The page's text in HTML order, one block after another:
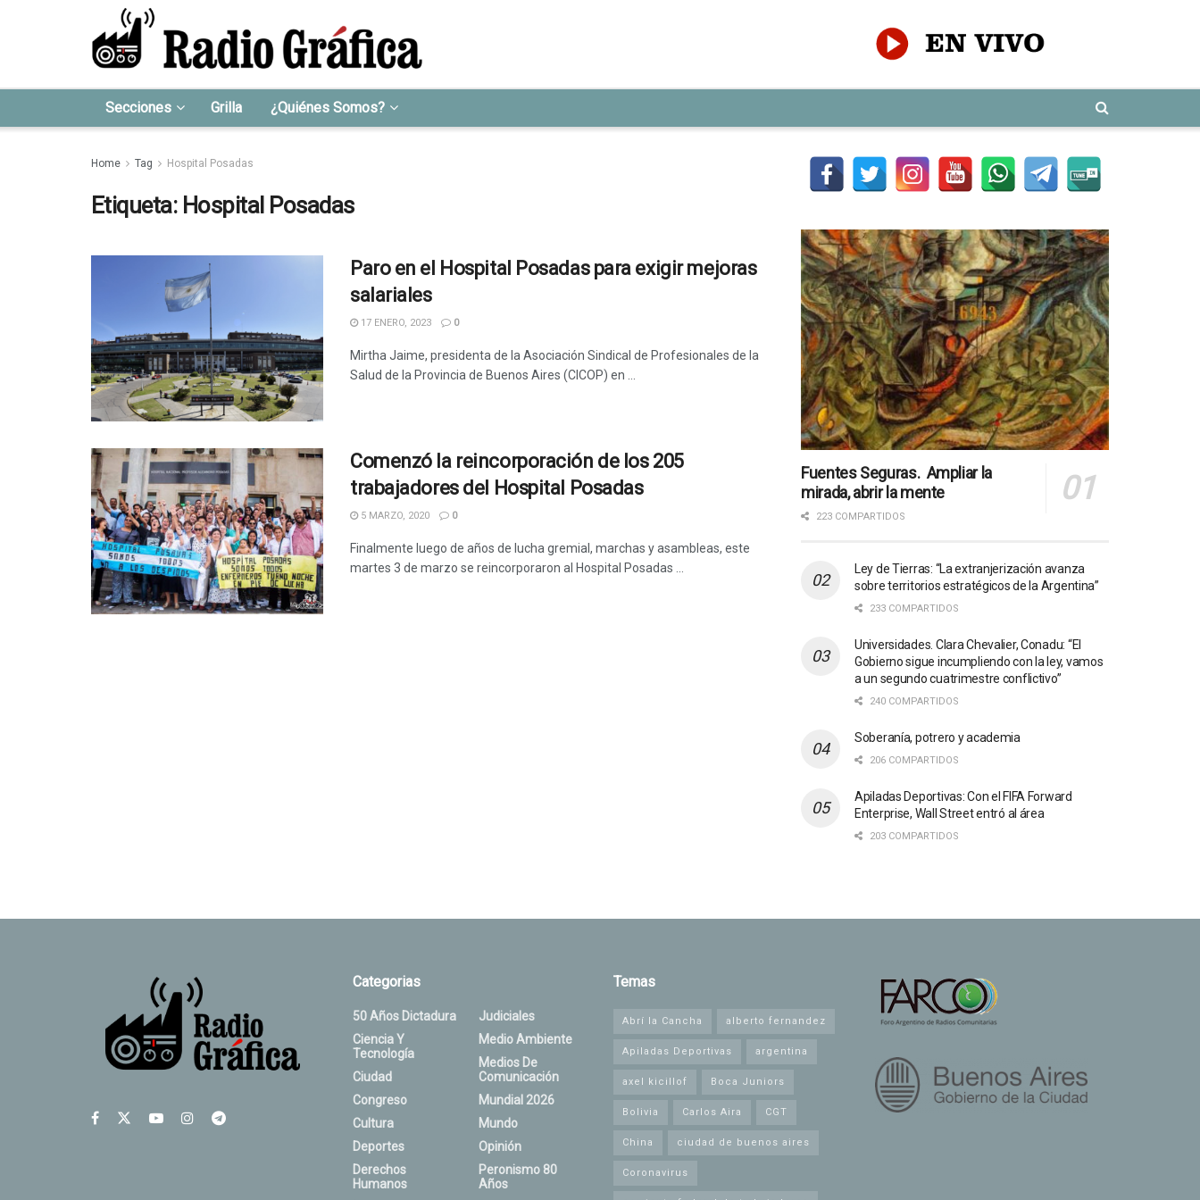
Secciones Grilla ¿Quiénes Somos?
Home Tag Hospital Posadas
Etiqueta: Hospital Posadas
Paro en el Hospital Posadas para exigir mejoras
salariales
17 ENERO, 2023 0
Mirtha Jaime, presidenta de la Asociación Sindical de Profesionales de la
Salud de la Provincia de Buenos Aires (CICOP) en ...
Comenzó la reincorporación de los 205
trabajadores del Hospital Posadas
5 MARZO, 2020 0
Finalmente luego de años de lucha gremial, marchas y asambleas, este
martes 3 de marzo se reincorporaron al Hospital Posadas ...
Fuentes Seguras. Ampliar la
mirada, abrir la mente
223 COMPARTIDOS
Ley de Tierras: “La extranjerización avanza
sobre territorios estratégicos de la Argentina”
233 COMPARTIDOS
Universidades. Clara Chevalier, Conadu: “El
Gobierno sigue incumpliendo con la ley, vamos
a un segundo cuatrimestre conflictivo”
240 COMPARTIDOS
Soberanía, potrero y academia
206 COMPARTIDOS
Apiladas Deportivas: Con el FIFA Forward
Enterprise, Wall Street entró al área
203 COMPARTIDOS
Categorias
50 Años Dictadura
Ciencia Y
Tecnología
Ciudad
Congreso
Cultura
Deportes
Derechos
Humanos
Judiciales
Medio Ambiente
Medios De
Comunicación
Mundial 2026
Mundo
Opinión
Peronismo 80
Años
Temas
Abrí la Cancha alberto fernandez
Apiladas Deportivas argentina
axel kicillof Boca Juniors
Bolivia Carlos Aira CGT
China ciudad de buenos aires
Coronavirus